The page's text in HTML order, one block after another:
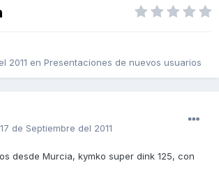
2011 en Presentaciones de nuevos usuarios
17 de Septiembre del 2011
desde Murcia, kymko super dink 125, con